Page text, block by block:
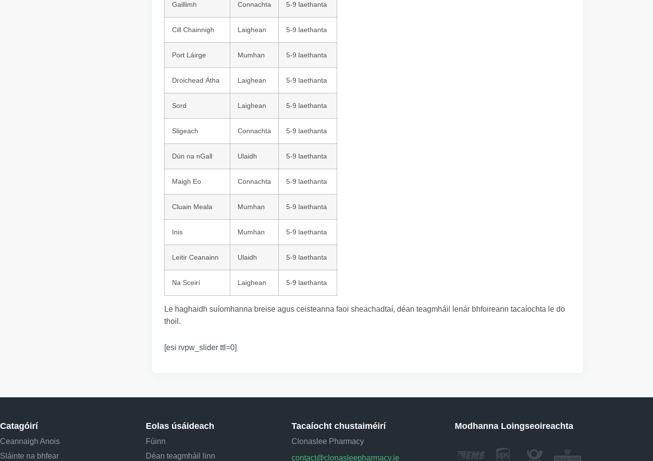
Gaillimh Connachta 5-9 laethanta
Cill Chainnigh Laighean 5-9 laethanta
Port Láirge Mumhan 5-9 laethanta
Droichead Átha Laighean 5-9 laethanta
Sord Laighean 5-9 laethanta
Sligeach Connachta 5-9 laethanta
Dún na nGall Ulaidh 5-9 laethanta
Maigh Eo Connachta 5-9 laethanta
Cluain Meala Mumhan 5-9 laethanta
Inis Mumhan 5-9 laethanta
Leitir Ceanainn Ulaidh 5-9 laethanta
Na Sceirí Laighean 5-9 laethanta
Le haghaidh suíomhanna breise agus ceisteanna faoi sheachadtaí, déan teagmháil lenár bhfoireann tacaíochta le do
thoil.
[esi rvpw_slider ttl=0]
Catagóirí
Ceannaigh Anois
Sláinte na bhfear
Eolas úsáideach
Fúinn
Déan teagmháil linn
Tacaíocht chustaiméirí
Clonaslee Pharmacy
contact@clonasleepharmacy.ie
Modhanna Loingseoireachta